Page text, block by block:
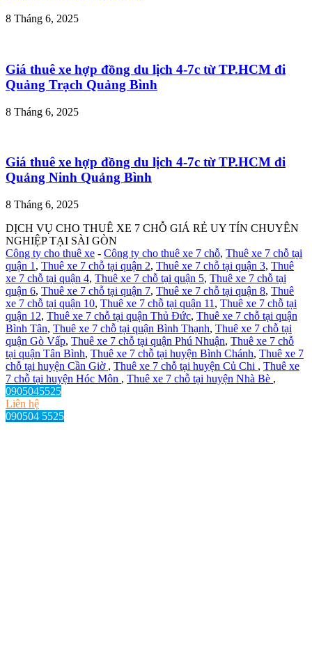
8 Tháng 6, 2025
Giá thuê xe hợp đồng du lịch 4-7c từ TP.HCM đi
Quảng Trạch Quảng Bình
8 Tháng 6, 2025
Giá thuê xe hợp đồng du lịch 4-7c từ TP.HCM đi
Quảng Ninh Quảng Bình
8 Tháng 6, 2025
DỊCH VỤ CHO THUÊ XE 7 CHỖ GIÁ RẺ UY TÍN CHUYÊN
NGHIỆP TẠI SÀI GÒN
Công ty cho thuê xe - Công ty cho thuê xe 7 chỗ, Thuê xe 7 chỗ tại
quận 1 , Thuê xe 7 chỗ tại quận 2, Thuê xe 7 chỗ tại quận 3, Thuê
xe 7 chỗ tại quận 4, Thuê xe 7 chỗ tại quận 5, Thuê xe 7 chỗ tại
quận 6, Thuê xe 7 chỗ tại quận 7, Thuê xe 7 chỗ tại quận 8, Thuê
xe 7 chỗ tại quận 10, Thuê xe 7 chỗ tại quận 11 , Thuê xe 7 chỗ tại
quận 12, Thuê xe 7 chỗ tại quận Thủ Đức, Thuê xe 7 chỗ tại quận
Bình Tân, Thuê xe 7 chỗ tại quận Bình Thạnh, Thuê xe 7 chỗ tại
quận Gò Vấp, Thuê xe 7 chỗ tại quận Phú Nhuận, Thuê xe 7 chỗ
tại quận Tân Bình, Thuê xe 7 chỗ tại huyện Bình Chánh, Thuê xe 7
chỗ tại huyện Cần Giờ , Thuê xe 7 chỗ tại huyện Củ Chi , Thuê xe
7 chỗ tại huyện Hóc Môn , Thuê xe 7 chỗ tại huyện Nhà Bè ,
0905045525
Liên hệ
090504 5525